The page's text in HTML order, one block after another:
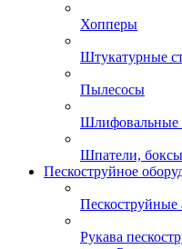
Хопперы
Штукатурные
Пылесосы
Шпатели,
Пескоструйное
Пескоструйные
Рукава